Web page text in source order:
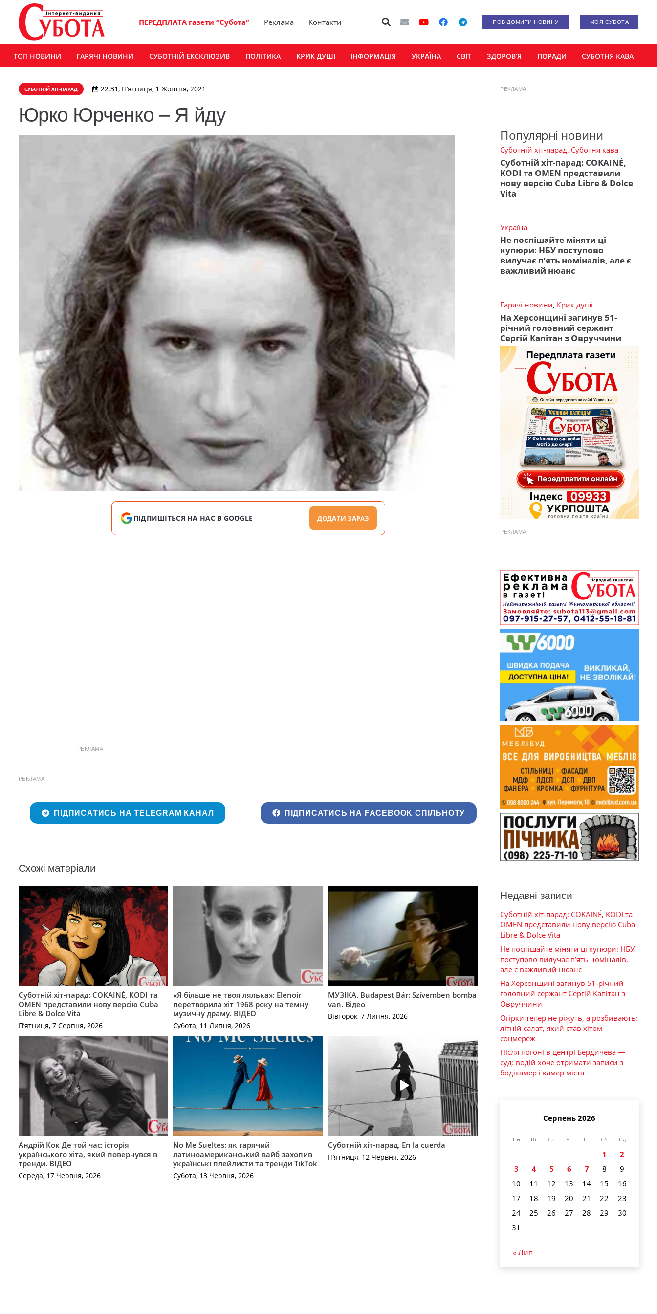
ПЕРЕДПЛАТА газети “Субота” Реклама Контакти ПОВІДОМИТИ НОВИНУ МОЯ СУБОТА
ТОП НОВИНИ ГАРЯЧІ НОВИНИ СУБОТНІЙ ЕКСКЛЮЗИВ ПОЛІТИКА КРИК ДУШІ ІНФОРМАЦІЯ УКРАЇНА СВІТ ЗДОРОВ’Я ПОРАДИ СУБОТНЯ КАВА
СУБОТНІЙ ХІТ-ПАРАД 22:31, П’ятниця, 1 Жовтня, 2021
Юрко Юрченко – Я йду
ПІДПИШІТЬСЯ НА НАС В GOOGLE ДОДАТИ ЗАРАЗ
РЕКЛАМА
РЕКЛАМА
ПІДПИСАТИСЬ НА TELEGRAM КАНАЛ ПІДПИСАТИСЬ НА FACEBOOK СПІЛЬНОТУ
Схожі матеріали
Суботній хіт-парад: COKAINÉ, KODI та
OMEN представили нову версію Cuba
Libre & Dolce Vita
П’ятниця, 7 Серпня, 2026
«Я більше не твоя лялька»: Elenoir
перетворила хіт 1968 року на темну
музичну драму. ВІДЕО
Субота, 11 Липня, 2026
МУЗІКА. Budapest Bár: Szívemben bomba
van. Відео
Вівторок, 7 Липня, 2026
Андрій Кок Де той час: історія
українського хіта, який повернувся в
тренди. ВІДЕО
Середа, 17 Червня, 2026
No Me Sueltes: як гарячий
латиноамериканський вайб захопив
українські плейлисти та тренди TikTok
Субота, 13 Червня, 2026
Суботній хіт-парад. En la cuerda
П’ятниця, 12 Червня, 2026
РЕКЛАМА
Популярні новини
Суботній хіт-парад, Суботня кава
Суботній хіт-парад: COKAINÉ,
KODI та OMEN представили
нову версію Cuba Libre & Dolce
Vita
Україна
Не поспішайте міняти ці
купюри: НБУ поступово
вилучає п’ять номіналів, але є
важливий нюанс
Гарячі новини, Крик душі
На Херсонщині загинув 51-
річний головний сержант
Сергій Капітан з Овруччини
РЕКЛАМА
Недавні записи
Суботній хіт-парад: COKAINÉ, KODI та
OMEN представили нову версію Cuba
Libre & Dolce Vita
Не поспішайте міняти ці купюри: НБУ
поступово вилучає п’ять номіналів,
але є важливий нюанс
На Херсонщині загинув 51-річний
головний сержант Сергій Капітан з
Овруччини
Огірки тепер не ріжуть, а розбивають:
літній салат, який став хітом
соцмереж
Після погоні в центрі Бердичева —
суд: водій хоче отримати записи з
бодікамер і камер міста
Серпень 2026
Пн Вт Ср Чт Пт Сб Нд
1
2
3
4 5 6 7 8
9
10
11 12 13 14 15
16
17
18 19 20 21 22
23
24
25 26 27 28 29
30
31
« Лип